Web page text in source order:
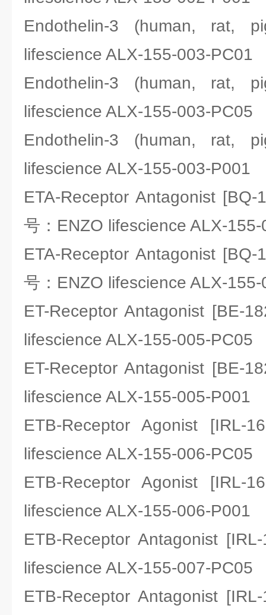
Endothelin-3 (human, rat,
lifescience ALX-155-003-PC01
Endothelin-3 (human, rat,
lifescience ALX-155-003-PC05
Endothelin-3 (human, rat,
lifescience ALX-155-003-P001
ETA-Receptor Antagonist
号：ENZO lifescience ALX-
ETA-Receptor Antagonist
号：ENZO lifescience ALX-
ET-Receptor Antagonist [BE-
lifescience ALX-155-005-PC05
ET-Receptor Antagonist [BE-
lifescience ALX-155-005-P001
ETB-Receptor Agonist
lifescience ALX-155-006-PC05
ETB-Receptor Agonist
lifescience ALX-155-006-P001
ETB-Receptor Antagonist
lifescience ALX-155-007-PC05
ETB-Receptor Antagonist